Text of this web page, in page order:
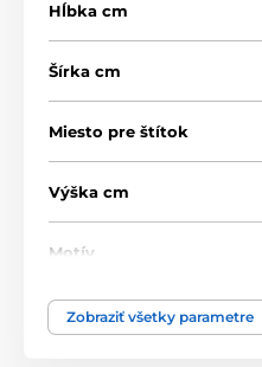
Hĺbka cm
Šírka cm
Miesto pre štítok
Výška cm
Motív
Produktový rad
Zobraziť všetky parametre